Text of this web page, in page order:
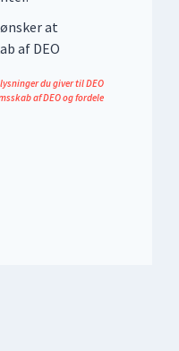
at
af DEO
du giver til DEO
af DEO og fordele